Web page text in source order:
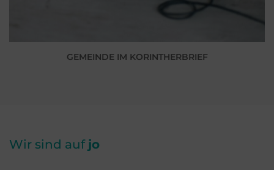
GEMEINDE IM KORINTHERBRIEF
Wir sind auf jo